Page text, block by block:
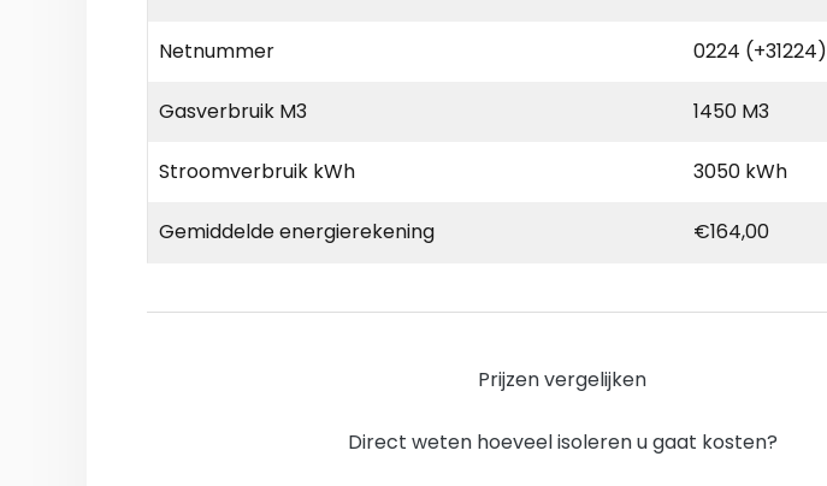
Netnummer 0224 (+31224)
Gasverbruik M3 1450 M3
Stroomverbruik kWh 3050 kWh
Gemiddelde energierekening €164,00
Prijzen vergelijken
Direct weten hoeveel isoleren u gaat kosten?